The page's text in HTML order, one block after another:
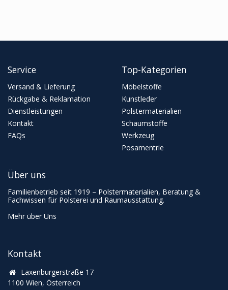
Service
Versand & Lieferung
Rückgabe & Reklamation
Dienstleistungen
Kontakt
FAQs
Top-Kategorien
Möbelstoffe
Kunstleder
Polstermaterialien
Schaumstoffe
Werkzeug
Posamentrie
Kontakt
Laxenburgerstraße 17
1100 Wien, Österreich
Über uns
Familienbetrieb seit 1919 – Polstermaterialien, Beratung &
Fachwissen für Polsterei und Raumausstattung.
Mehr über Uns